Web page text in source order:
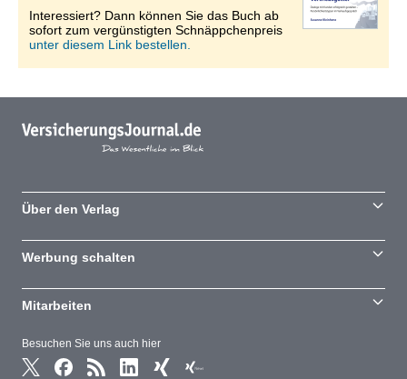
Interessiert? Dann können Sie das Buch ab
sofort zum vergünstigten Schnäppchenpreis
unter diesem Link bestellen.
Besuchen Sie uns auch hier
Über den Verlag
Werbung schalten
Mitarbeiten